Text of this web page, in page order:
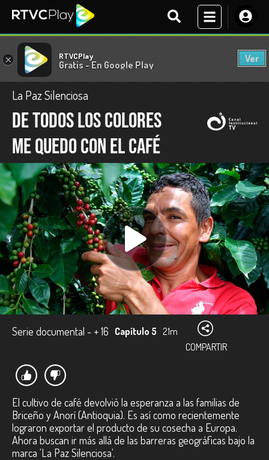
× RTVCPlay
Gratis - En Google Play
Ver
La Paz Silenciosa
De todos los colores
me quedo con el café
Serie documental - + 16 Capítulo 5 21m
COMPARTIR
El cultivo de café devolvió la esperanza a las familias de
Briceño y Anorí (Antioquia). Es así como recientemente
lograron exportar el producto de su cosecha a Europa.
Ahora buscan ir más allá de las barreras geográficas bajo la
marca 'La Paz Silenciosa'.